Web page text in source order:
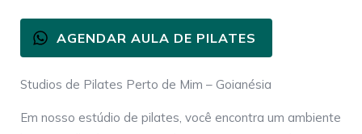
AGENDAR AULA DE PILATES
Studios de Pilates Perto de Mim – Goianésia
Em nosso estúdio de pilates, você encontra um ambiente